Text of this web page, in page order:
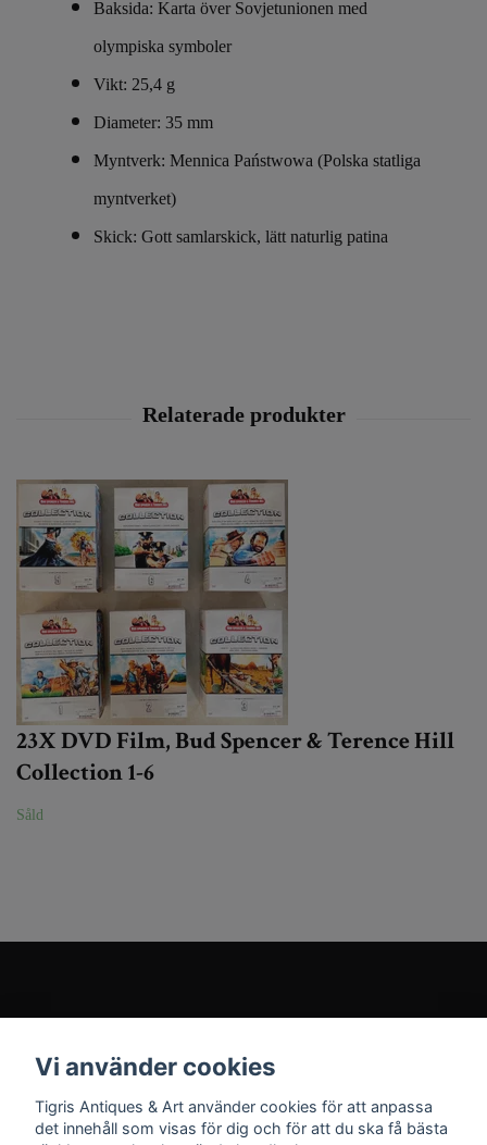
Baksida: Karta över Sovjetunionen med
olympiska symboler
Vikt: 25,4 g
Diameter: 35 mm
Myntverk: Mennica Państwowa (Polska statliga
myntverket)
Skick: Gott samlarskick, lätt naturlig patina
23X DVD Film, Bud Spencer & Terence Hill
Collection 1-6
Såld
Sociala medier
Vi använder cookies
Tigris Antiques & Art använder cookies för att anpassa
det innehåll som visas för dig och för att du ska få bästa